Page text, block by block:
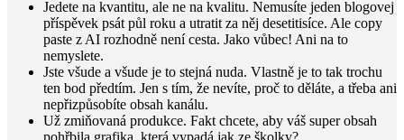
Jedete na kvantitu, ale ne na kvalitu. Nemusíte jeden blogovej
příspěvek psát půl roku a utratit za něj desetitisíce. Ale copy
paste z AI rozhodně není cesta. Jako vůbec! Ani na to
nemyslete.
Jste všude a všude je to stejná nuda. Vlastně je to tak trochu
ten bod předtím. Jen s tím, že nevíte, proč to děláte, a třeba ani
nepřizpůsobíte obsah kanálu.
Už zmiňovaná produkce. Fakt chcete, aby váš super obsah